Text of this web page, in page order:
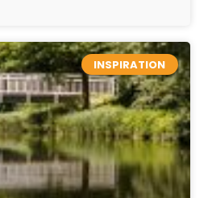
INSPIRATION